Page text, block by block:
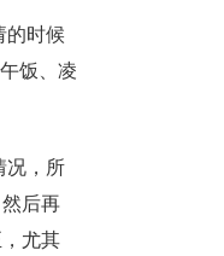
的时候
饭、凌
况，所
后再
尤其